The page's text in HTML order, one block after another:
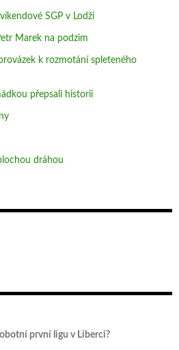
SGP v Lodži
Marek na podzim
k rozmotání spleteného
přepsali historii
dráhou
první ligu v Liberci?